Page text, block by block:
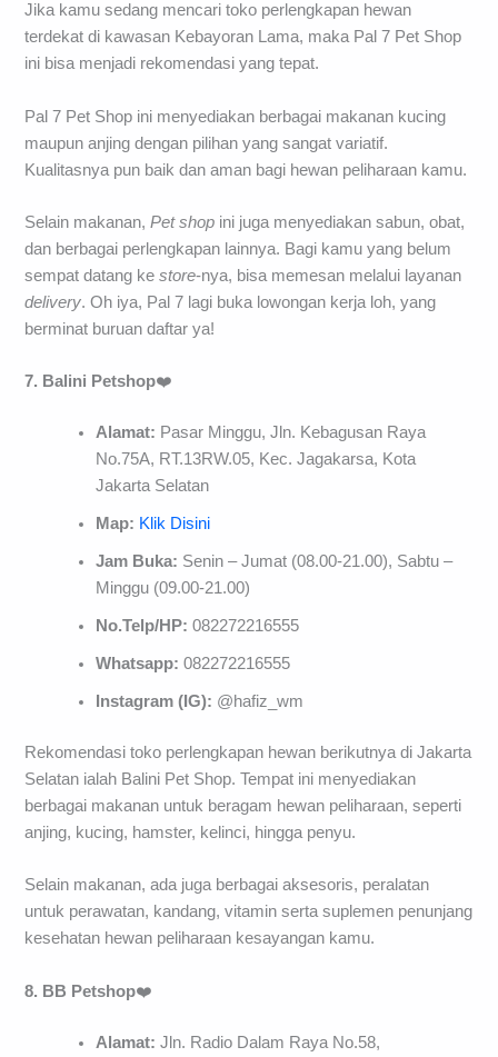
Jika kamu sedang mencari toko perlengkapan hewan
terdekat di kawasan Kebayoran Lama, maka Pal 7 Pet Shop
ini bisa menjadi rekomendasi yang tepat.
Pal 7 Pet Shop ini menyediakan berbagai makanan kucing
maupun anjing dengan pilihan yang sangat variatif.
Kualitasnya pun baik dan aman bagi hewan peliharaan kamu.
Selain makanan,Pet shop ini juga menyediakan sabun, obat,
dan berbagai perlengkapan lainnya. Bagi kamu yang belum
sempat datang kestore-nya, bisa memesan melalui layanan
delivery. Oh iya, Pal 7 lagi buka lowongan kerja loh, yang
berminat buruan daftar ya!
7. Balini Petshop❤️
Alamat: Pasar Minggu, Jln. Kebagusan Raya
No.75A, RT.13RW.05, Kec. Jagakarsa, Kota
Jakarta Selatan
Map: Klik Disini
Jam Buka: Senin – Jumat (08.00-21.00), Sabtu –
Minggu (09.00-21.00)
No.Telp/HP: 082272216555
Whatsapp:082272216555
Instagram (IG): @hafiz_wm
Rekomendasi toko perlengkapan hewan berikutnya di Jakarta
Selatan ialah Balini Pet Shop. Tempat ini menyediakan
berbagai makanan untuk beragam hewan peliharaan, seperti
anjing, kucing, hamster, kelinci, hingga penyu.
Selain makanan, ada juga berbagai aksesoris, peralatan
untuk perawatan, kandang, vitamin serta suplemen penunjang
kesehatan hewan peliharaan kesayangan kamu.
8. BB Petshop❤️
Alamat: Jln. Radio Dalam Raya No.58,